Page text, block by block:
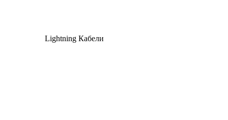
Lightning Кабели